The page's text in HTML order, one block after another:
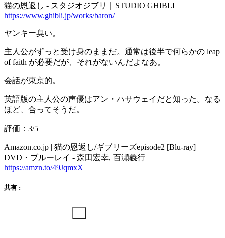
猫の恩返し - スタジオジブリ｜STUDIO GHIBLI
https://www.ghibli.jp/works/baron/
ヤンキー臭い。
主人公がずっと受け身のままだ。通常は後半で何らかの leap
of faith が必要だが、それがないんだよなあ。
会話が東京的。
英語版の主人公の声優はアン・ハサウェイだと知った。なる
ほど、合ってそうだ。
評価：3/5
Amazon.co.jp | 猫の恩返し/ギブリーズepisode2 [Blu-ray]
DVD・ブルーレイ - 森田宏幸, 百瀬義行
https://amzn.to/49JqmxX
共有 :